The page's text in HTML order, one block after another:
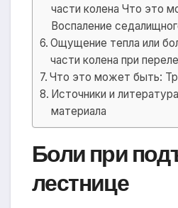
части колена Что это
Воспаление
Ощущение тепла или
части колена при
Что это может быть:
Источники и
материала
Боли при
лестнице